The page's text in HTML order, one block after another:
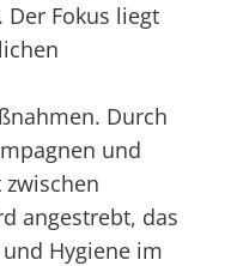
Fokus liegt
Durch
und
angestrebt, das
Hygiene im